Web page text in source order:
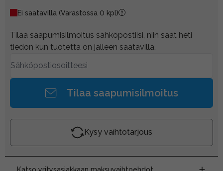
Ei saatavilla (Varastossa 0 kpl)
Tilaa saapumisilmoitus sähköpostiisi, niin saat heti
tiedon kun tuotetta on jälleen saatavilla.
Tilaa saapumisilmoitus
Kysy vaihtotarjous